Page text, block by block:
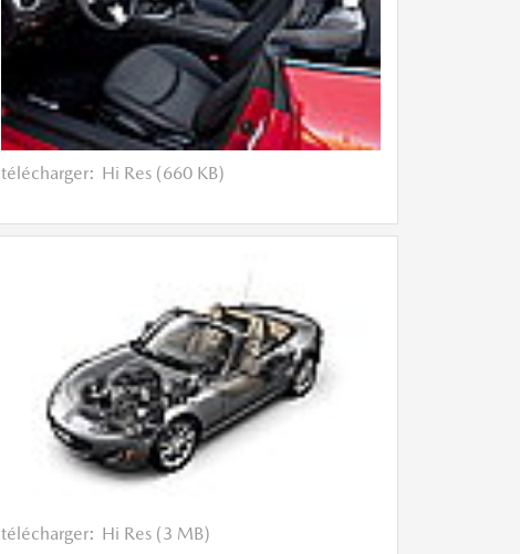
télécharger: Hi Res (660 KB)
télécharger: Hi Res (3 MB)